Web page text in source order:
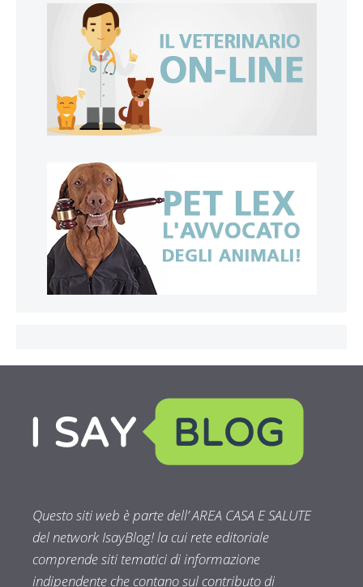
Questo siti web è parte dell’ AREA CASA E SALUTE
del network IsayBlog! la cui rete editoriale
comprende siti tematici di informazione
indipendente che contano sul contributo di